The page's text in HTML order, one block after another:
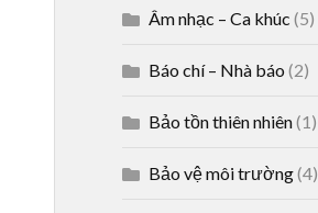
Âm nhạc – Ca khúc (5)
Báo chí – Nhà báo (2)
Bảo tồn thiên nhiên(1)
Bảo vệ môi trường(4)